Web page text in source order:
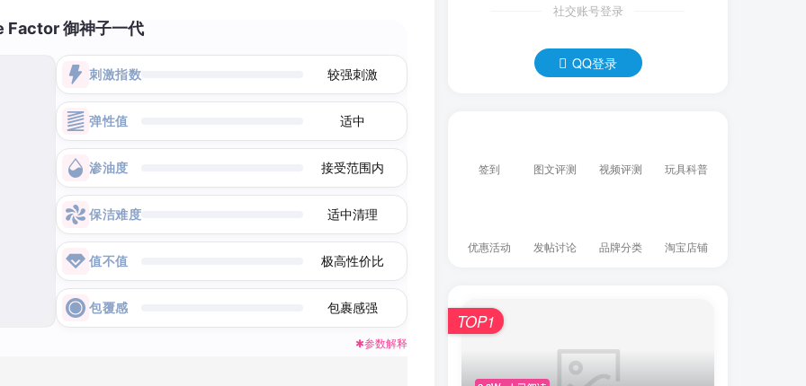
Factor 御神子一代
刺激指数 较强刺激
弹性值 适中
渗油度 接受范围内
保洁难度 适中清理
值不值 极高性价比
包覆感 包裹感强
✱参数解释
社交账号登录
QQ登录
签到 图文评测 视频评测 玩具科普
优惠活动 发帖讨论 品牌分类 淘宝店铺
TOP1